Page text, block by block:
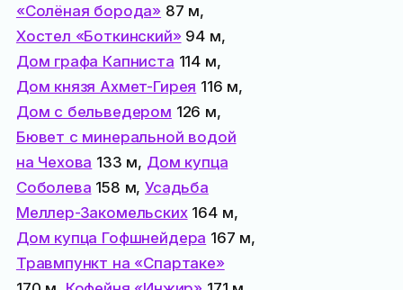
«Солёная борода» 87 м,
Хостел «Боткинский»94 м,
Дом графа Капниста 114 м,
Дом князя Ахмет-Гирея 116 м,
Дом с бельведером 126 м,
Бювет с минеральной водой
на Чехова 133 м, Дом купца
Соболева 158 м,Усадьба
Меллер-Закомельских164 м,
Дом купца Гофшнейдера 167 м,
Травмпункт на «Спартаке»